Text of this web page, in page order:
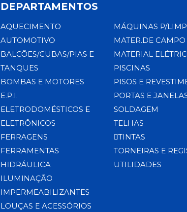
DEPARTAMENTOS
AQUECIMENTO
AUTOMOTIVO
BALCÕES/CUBAS/PIAS E
TANQUES
BOMBAS E MOTORES
E.P.I.
ELETRODOMÉSTICOS E
ELETRÔNICOS
FERRAGENS
FERRAMENTAS
HIDRÁULICA
ILUMINAÇÃO
IMPERMEABILIZANTES
LOUÇAS E ACESSÓRIOS
MÁQUINAS P/
MATER.DE CAMPO
MATERIAL
PISCINAS
PISOS E
PORTAS E
SOLDAGEM
TELHAS
TINTAS
TORNEIRAS E
UTILIDADES